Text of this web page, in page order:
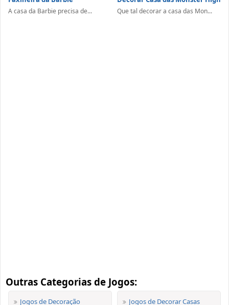
A casa da Barbie precisa de... Que tal decorar a casa das Mon...
Outras Categorias de Jogos:
Jogos de Decoração Jogos de Decorar Casas